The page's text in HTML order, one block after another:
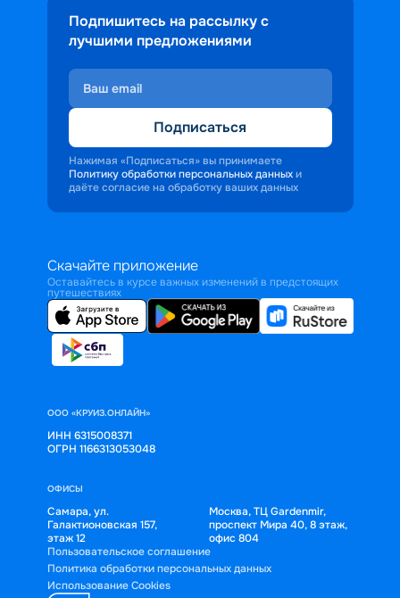
Подпишитесь на рассылку с
лучшими предложениями
Подписаться
Нажимая «Подписаться» вы принимаете
Политику обработки персональных данных и
даёте согласие на обработку ваших данных
Скачайте приложение
Оставайтесь в курсе важных изменений в предстоящих
путешествиях
ООО «КРУИЗ.ОНЛАЙН»
ИНН 6315008371
ОГРН 1166313053048
ОФИСЫ
Самара, ул.
Галактионовская 157,
этаж 12
Москва, ТЦ Gardenmir,
проспект Мира 40, 8 этаж,
офис 804
Пользовательское соглашение
Политика обработки персональных данных
Использование Cookies